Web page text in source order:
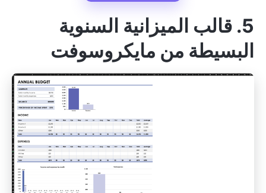
5. قالب الميزانية السنوية
البسيطة من مايكروسوفت